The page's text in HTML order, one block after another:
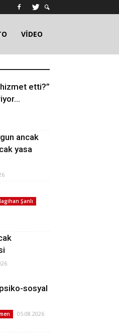
VİDEO
hizmet etti?”
ancak
yasa
Şanlı
psiko-sosyal
05.08.2026